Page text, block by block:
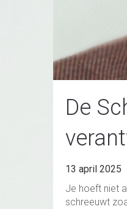
De
13 april 2025
Je hoeft niet
schreeuwt